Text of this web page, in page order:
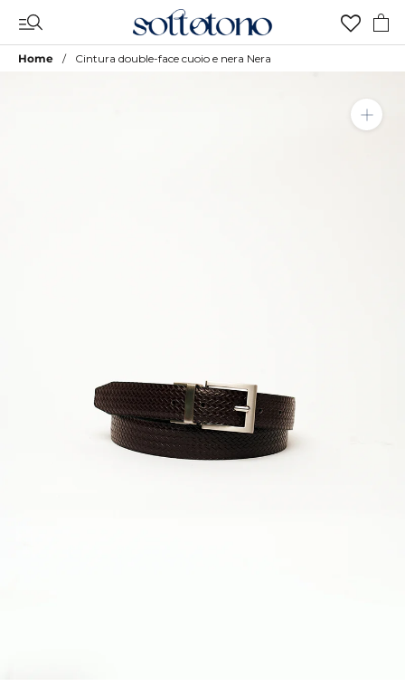
contenuto
Home Cintura double-face cuoio e nera Nera